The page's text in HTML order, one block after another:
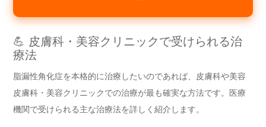
💪 皮膚科・美容クリニックで受けられる治
療法
脂漏性角化症を本格的に治療したいのであれば、皮膚科や美容
皮膚科・美容クリニックでの治療が最も確実な方法です。医療
機関で受けられる主な治療法を詳しく紹介します。